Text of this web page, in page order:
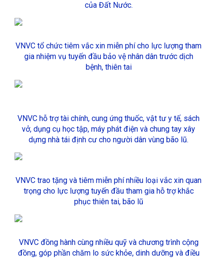
của Đất Nước.
VNVC tổ chức tiêm vắc xin miễn phí cho lực lượng tham
gia nhiệm vụ tuyến đầu bảo vệ nhân dân trước dịch
bệnh, thiên tai
VNVC hỗ trợ tài chính, cung ứng thuốc, vật tư y tế, sách
vở, dụng cụ học tập, máy phát điện và chung tay xây
dựng nhà tái định cư cho người dân vùng bão lũ.
VNVC trao tặng và tiêm miễn phí nhiều loại vắc xin quan
trọng cho lực lượng tuyến đầu tham gia hỗ trợ khắc
phục thiên tai, bão lũ
VNVC đồng hành cùng nhiều quỹ và chương trình cộng
đồng, góp phần chăm lo sức khỏe, dinh dưỡng và điều